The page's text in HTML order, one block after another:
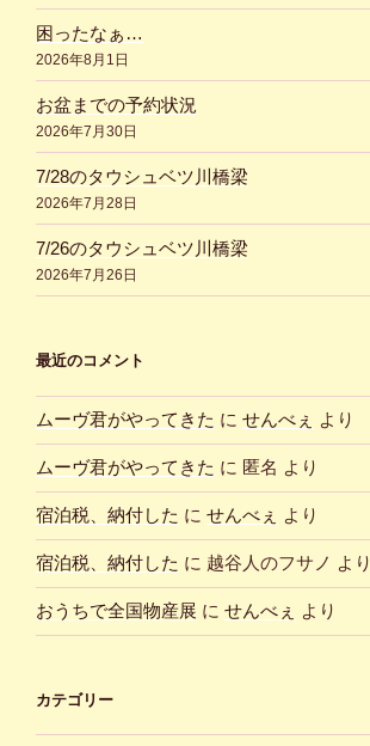
困ったなぁ…
2026年8月1日
お盆までの予約状況
2026年7月30日
7/28のタウシュベツ川橋梁
2026年7月28日
7/26のタウシュベツ川橋梁
2026年7月26日
最近のコメント
ムーヴ君がやってきた に せんべぇ より
ムーヴ君がやってきた に 匿名 より
宿泊税、納付した に せんべぇ より
宿泊税、納付した に 越谷人のフサノ より
おうちで全国物産展 に せんべぇ より
カテゴリー